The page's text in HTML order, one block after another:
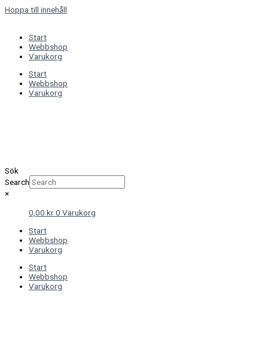
Hoppa till innehåll
Start
Webbshop
Varukorg
Start
Webbshop
Varukorg
Sök
Search
×
0,00 kr0 Varukorg
Start
Webbshop
Varukorg
Start
Webbshop
Varukorg